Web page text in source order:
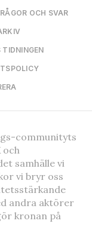
OCH SVAR
TIDNINGEN
communityts
och
samhälle vi
vi bryr oss
andra aktörer
kronan på